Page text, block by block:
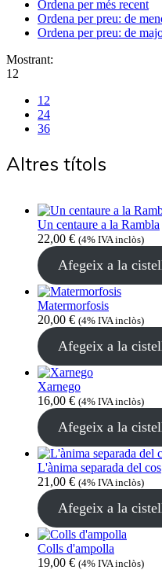
Ordena per més recent
Ordena per preu: de
Ordena per preu: de
Mostrant:
12
12
24
36
Altres títols
Un centaure a la Rambla
22,00 € (4% IVA inclòs)
Afegeix a la
Matermorfosis
20,00 € (4% IVA inclòs)
Afegeix a la
Xarnego
16,00 € (4% IVA inclòs)
Afegeix a la
L'ànima separada del cos
21,00 € (4% IVA inclòs)
Afegeix a la
Colls d'ampolla
19,00 € (4% IVA inclòs)